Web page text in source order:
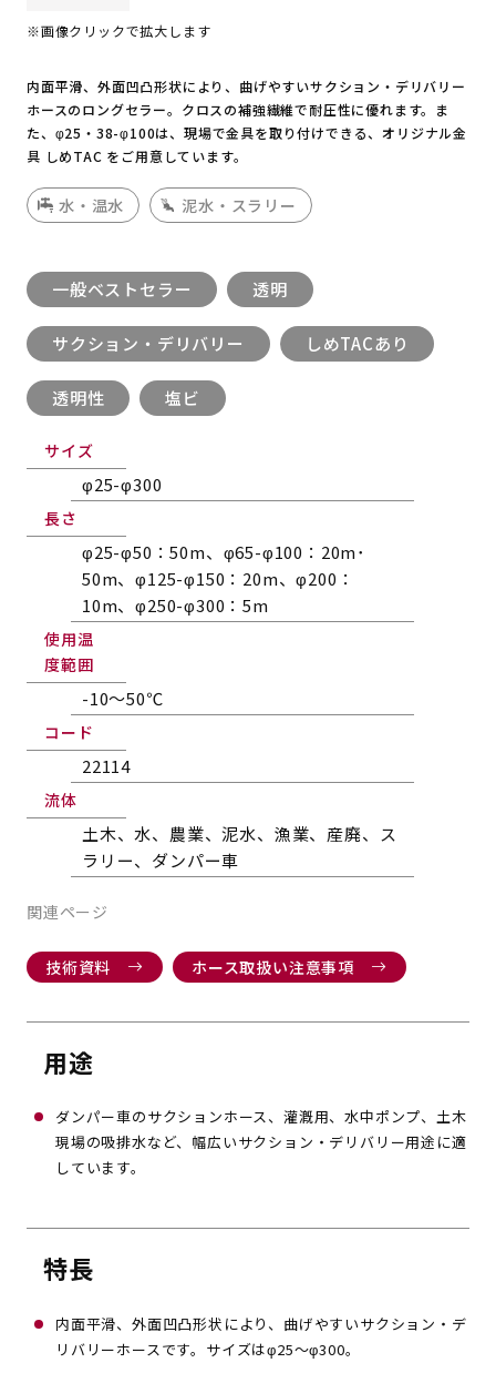
※画像クリックで拡大します
内面平滑、外面凹凸形状により、曲げやすいサクション・デリバリー
ホースのロングセラー。クロスの補強繊維で耐圧性に優れます。ま
た、φ25・38-φ100は、現場で金具を取り付けできる、オリジナル金
具 しめTAC をご用意しています。
水・温水 泥水・スラリー
一般ベストセラー 透明
サクション・デリバリー しめTACあり
透明性 塩ビ
サイズ
φ25-φ300
長さ
φ25-φ50：50m、φ65-φ100：20m･
50m、φ125-φ150：20m、φ200：
10m、φ250-φ300：5m
使用温
度範囲
-10～50℃
コード
22114
流体
土木、水、農業、泥水、漁業、産廃、ス
ラリー、ダンパー車
関連ページ
技術資料 ホース取扱い注意事項
用途
ダンパー車のサクションホース、灌漑用、水中ポンプ、土木
現場の吸排水など、幅広いサクション・デリバリー用途に適
しています。
特長
内面平滑、外面凹凸形状により、曲げやすいサクション・デ
リバリーホースです。サイズはφ25～φ300。